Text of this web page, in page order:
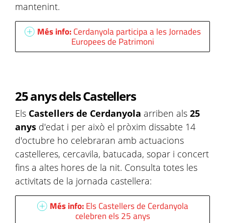
mantenint.
Més info:Cerdanyola participa a les Jornades
Europees de Patrimoni
25 anys dels Castellers
Els Castellers de Cerdanyola arriben als 25
anys d'edat i per això el pròxim dissabte 14
d'octubre ho celebraran amb actuacions
castelleres, cercavila, batucada, sopar i concert
fins a altes hores de la nit. Consulta totes les
activitats de la jornada castellera:
Més info:Els Castellers de Cerdanyola
celebren els 25 anys